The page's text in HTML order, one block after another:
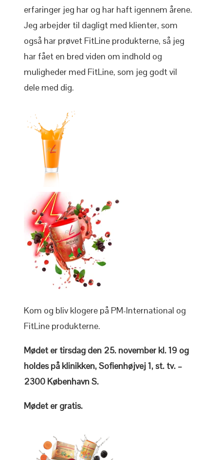
erfaringer jeg har og har haft igennem årene.
Jeg arbejder til dagligt med klienter, som
også har prøvet FitLine produkterne, så jeg
har fået en bred viden om indhold og
muligheder med FitLine, som jeg godt vil
dele med dig.
Kom og bliv klogere på PM-International og
FitLine produkterne.
Mødet er tirsdag den 25. november kl. 19 og
holdes på klinikken, Sofienhøjvej 1, st. tv. –
2300 København S.
Mødet er gratis.